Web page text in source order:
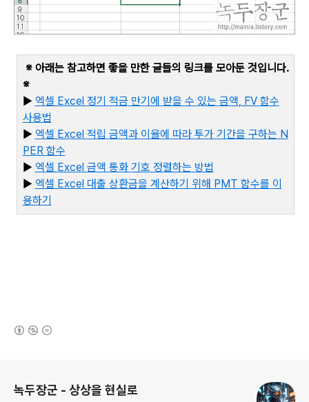
※ 아래는 참고하면 좋을 만한 글들의 링크를 모아둔 것입니다.
※
▶ 엑셀 Excel 정기 적금 만기에 받을 수 있는 금액, FV 함수
사용법
▶ 엑셀 Excel 적립 금액과 이율에 따라 투가 기간을 구하는 N
PER 함수
▶ 엑셀 Excel 금액 통화 기호 정렬하는 방법
▶ 엑셀 Excel 대출 상환금을 계산하기 위해 PMT 함수를 이
용하기
녹두장군 - 상상을 현실로